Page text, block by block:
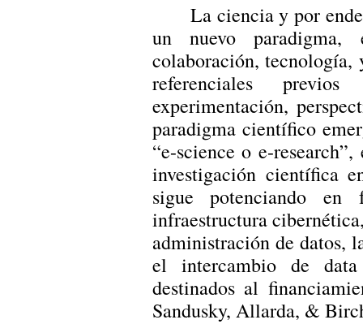
La ciencia y por
un nuevo
colaboración,
referenciales
experimentación,
paradigma científico
“e-science o e-
investigación científica
sigue potenciando
infraestructura
administración de datos,
el intercambio de
destinados al
Sandusky, Allarda, &